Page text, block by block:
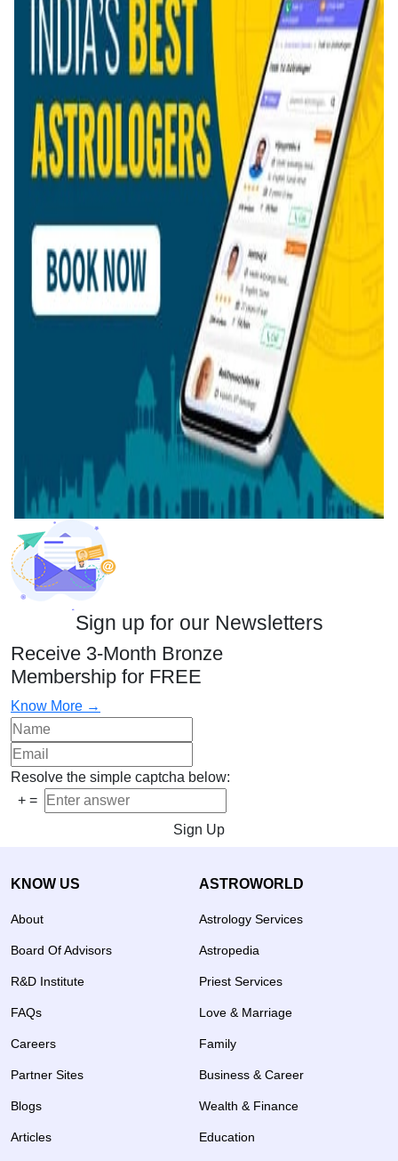
Sign up for our Newsletters
Receive 3-Month Bronze
Membership for FREE
Know More →
Resolve the simple captcha below:
+ =
Sign Up
KNOW US
About
Board Of Advisors
R&D Institute
FAQs
Careers
Partner Sites
Blogs
Articles
ASTROWORLD
Astrology Services
Astropedia
Priest Services
Love & Marriage
Family
Business & Career
Wealth & Finance
Education